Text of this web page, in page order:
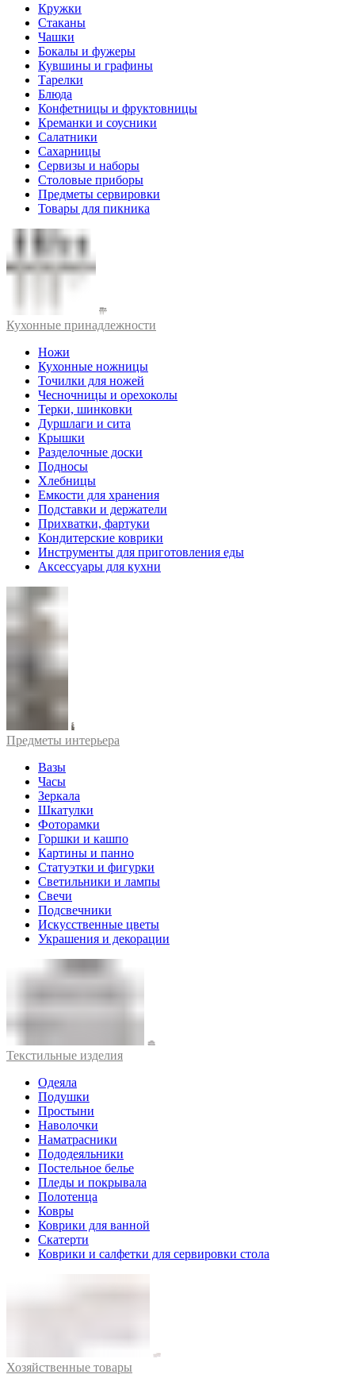
Кружки
Стаканы
Чашки
Бокалы и фужеры
Кувшины и графины
Тарелки
Блюда
Конфетницы и фруктовницы
Креманки и соусники
Салатники
Сахарницы
Сервизы и наборы
Столовые приборы
Предметы сервировки
Товары для пикника
Кухонные принадлежности
Ножи
Кухонные ножницы
Точилки для ножей
Чесночницы и орехоколы
Терки, шинковки
Дуршлаги и сита
Крышки
Разделочные доски
Подносы
Хлебницы
Емкости для хранения
Подставки и держатели
Прихватки, фартуки
Кондитерские коврики
Инструменты для приготовления еды
Аксессуары для кухни
Предметы интерьера
Вазы
Часы
Зеркала
Шкатулки
Фоторамки
Горшки и кашпо
Картины и панно
Статуэтки и фигурки
Светильники и лампы
Свечи
Подсвечники
Искусственные цветы
Украшения и декорации
Текстильные изделия
Одеяла
Подушки
Простыни
Наволочки
Наматрасники
Пододеяльники
Постельное белье
Пледы и покрывала
Полотенца
Ковры
Коврики для ванной
Скатерти
Коврики и салфетки для сервировки стола
Хозяйственные товары